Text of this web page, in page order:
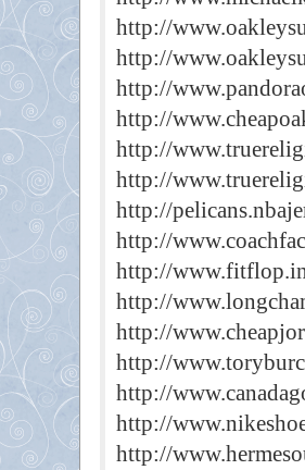
http://
http://
http://
http://
http://
http://
http://
http://
http://
http://
http://
http://
http://
http://
http://